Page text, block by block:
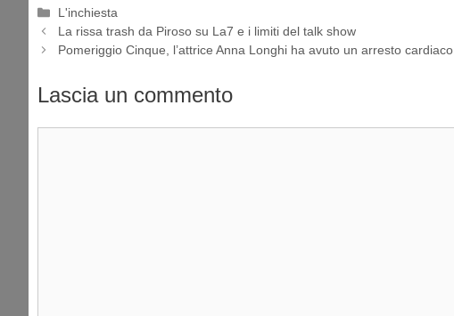
Categorie
L'inchiesta
La rissa trash da Piroso su La7 e i limiti del talk show
Pomeriggio Cinque, l’attrice Anna Longhi ha avuto un arresto cardiaco
Lascia un commento